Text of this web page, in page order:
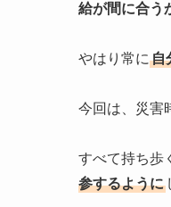
給が間に合う
やはり常に自
今回は、災害
すべて持ち歩
参するように